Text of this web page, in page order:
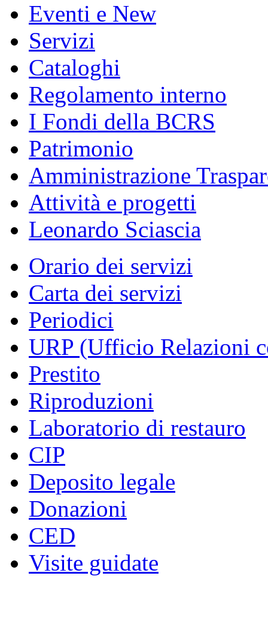
Eventi e New
Servizi
Cataloghi
Regolamento interno
I Fondi della BCRS
Patrimonio
Amministrazione
Attività e progetti
Leonardo Sciascia
Orario dei servizi
Carta dei servizi
Periodici
URP (Ufficio Relazioni
Prestito
Riproduzioni
Laboratorio di restauro
CIP
Deposito legale
Donazioni
CED
Visite guidate